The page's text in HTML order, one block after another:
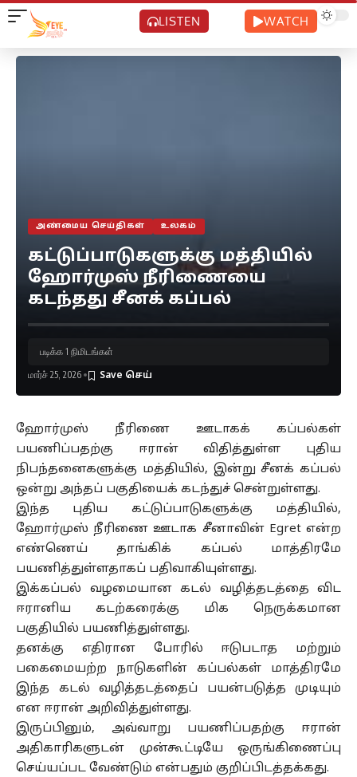
LISTEN WATCH
அண்மைய செய்திகள் உலகம்
கட்டுப்பாடுகளுக்கு மத்தியில்
ஹோர்முஸ் நீரிணையை
கடந்தது சீனக் கப்பல்
மார்ச் 25, 2026
படிக்க 1 நிமிடங்கள்
ஹோர்முஸ் நீரிணை ஊடாகக் கப்பல்கள்
பயணிப்பதற்கு ஈரான் விதித்துள்ள புதிய
நிபந்தனைகளுக்கு மத்தியில், இன்று சீனக் கப்பல்
ஒன்று அந்தப் பகுதியைக் கடந்துச் சென்றுள்ளது.
இந்த புதிய கட்டுப்பாடுகளுக்கு மத்தியில்,
ஹோர்முஸ் நீரிணை ஊடாக சீனாவின் Egret என்ற
எண்ணெய் தாங்கிக் கப்பல் மாத்திரமே
பயணித்துள்ளதாகப் பதிவாகியுள்ளது.
இக்கப்பல் வழமையான கடல் வழித்தடத்தை விட
ஈரானிய கடற்கரைக்கு மிக நெருக்கமான
பகுதியில் பயணித்துள்ளது.
தனக்கு எதிரான போரில் ஈடுபடாத மற்றும்
பகைமையற்ற நாடுகளின் கப்பல்கள் மாத்திரமே
இந்த கடல் வழித்தடத்தைப் பயன்படுத்த முடியும்
என ஈரான் அறிவித்துள்ளது.
இருப்பினும், அவ்வாறு பயணிப்பதற்கு ஈரான்
அதிகாரிகளுடன் முன்கூட்டியே ஒருங்கிணைப்பு
செய்யப்பட வேண்டும் என்பதும் குறிப்பிடத்தக்கது.